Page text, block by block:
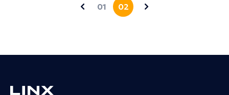
01 02